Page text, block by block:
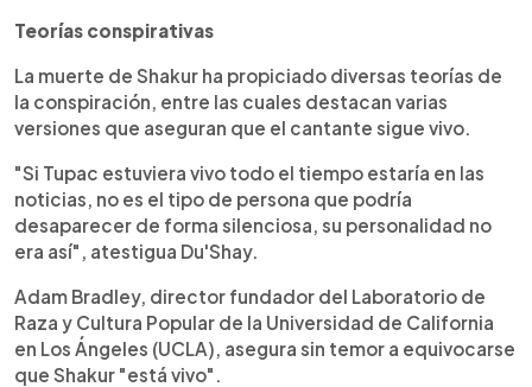
Teorías conspirativas
La muerte de Shakur ha propiciado diversas teorías de
la conspiración, entre las cuales destacan varias
versiones que aseguran que el cantante sigue vivo.
"Si Tupac estuviera vivo todo el tiempo estaría en las
noticias, no es el tipo de persona que podría
desaparecer de forma silenciosa, su personalidad no
era así", atestigua Du'Shay.
Adam Bradley, director fundador del Laboratorio de
Raza y Cultura Popular de la Universidad de California
en Los Ángeles (UCLA), asegura sin temor a equivocarse
que Shakur "está vivo".